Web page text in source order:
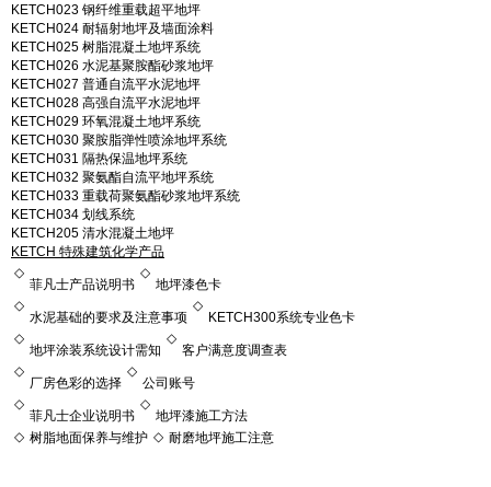
KETCH023 钢纤维重载超平地坪
KETCH024 耐辐射地坪及墙面涂料
KETCH025 树脂混凝土地坪系统
KETCH026 水泥基聚胺酯砂浆地坪
KETCH027 普通自流平水泥地坪
KETCH028 高强自流平水泥地坪
KETCH029 环氧混凝土地坪系统
KETCH030 聚胺脂弹性喷涂地坪系统
KETCH031 隔热保温地坪系统
KETCH032 聚氨酯自流平地坪系统
KETCH033 重载荷聚氨酯砂浆地坪系统
KETCH034 划线系统
KETCH205 清水混凝土地坪
KETCH 特殊建筑化学产品
◇
菲凡士产品说明书
◇
地坪漆色卡
◇
水泥基础的要求及注意事项
◇
KETCH300系统专业色卡
◇
地坪涂装系统设计需知
◇
客户满意度调查表
◇
厂房色彩的选择
◇
公司账号
◇
菲凡士企业说明书
◇
地坪漆施工方法
◇ 树脂地面保养与维护 ◇ 耐磨地坪施工注意